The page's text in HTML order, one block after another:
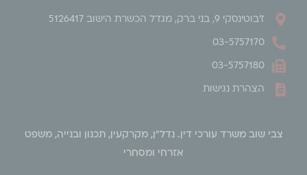
צבי שוב משרד עורכי דין. נדל"ן, מקרקעין, תכנון ובנייה, משפט
אזרחי ומסחרי
ז'בוטינסקי 9, בני ברק, מגדל הכשרת הישוב 5126417
03-5757170
03-5757180
הצהרת נגישות